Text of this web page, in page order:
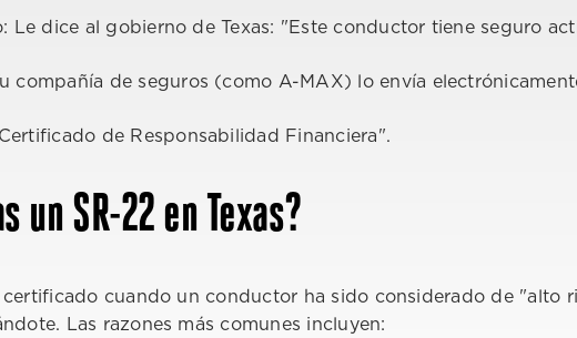
Le dice al gobierno de Texas: "Este conductor tiene seguro
compañía de seguros (como A-MAX) lo envía
de Responsabilidad Financiera".
un SR-22 en Texas?
certificado cuando un conductor ha sido considerado de "alto
Las razones más comunes incluyen: